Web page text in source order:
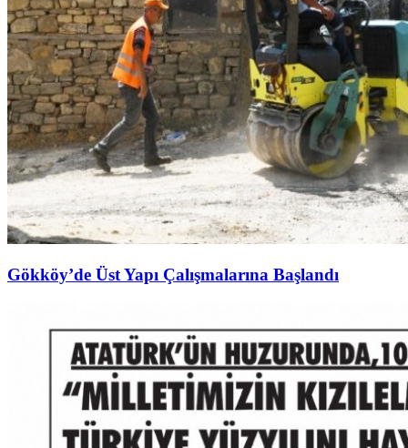
Gökköy’de Üst Yapı Çalışmalarına Başlandı